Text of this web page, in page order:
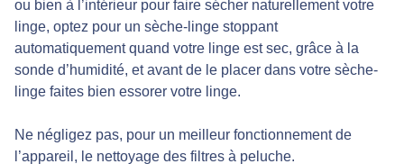
ou bien à l’intérieur pour faire sécher naturellement votre
linge, optez pour un sèche-linge stoppant
automatiquement quand votre linge est sec, grâce à la
sonde d’humidité, et avant de le placer dans votre sèche-
linge faites bien essorer votre linge.
Ne négligez pas, pour un meilleur fonctionnement de
l’appareil, le nettoyage des filtres à peluche.